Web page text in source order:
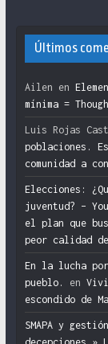
Últimos
Ailen en
mínima =
Luis Rojas
poblaciones.
comunidad a
Elecciones:
juventud? –
el plan que
peor calidad
En la lucha
pueblo.
en
escondido de
SMAPA y